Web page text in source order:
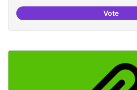
VoteTenir